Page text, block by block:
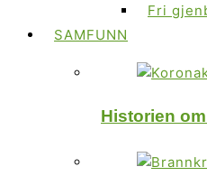
Fri
SAMFUNN
Historien